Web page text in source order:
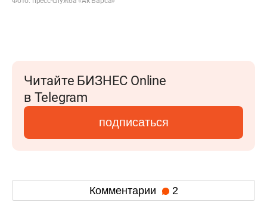
Читайте БИЗНЕС Online
в Telegram
подписаться
Комментарии 2